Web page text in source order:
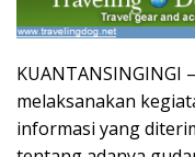
KUANTANSINGINGI
melaksanakan
informasi yang